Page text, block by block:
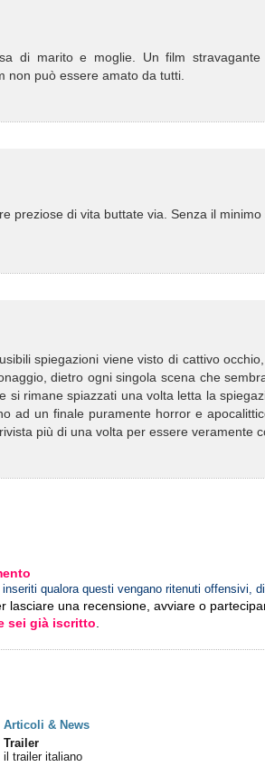
di marito e moglie. Un film
non può essere amato da tutti.
preziose di vita buttate via. Senza il
spiegazioni viene visto di cattivo
dietro ogni singola scena che
si rimane spiazzati una volta letta la
ad un finale puramente horror e
più di una volta per essere veramente
qualora questi vengano ritenuti offensivi,
lasciare una recensione, avviare o
sei già iscritto
Articoli & News
Trailer
il trailer italiano